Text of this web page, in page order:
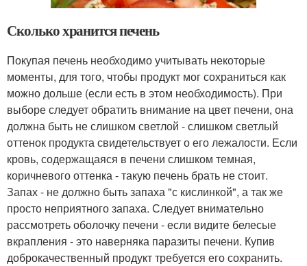
Сколько хранится печень
Покупая печень необходимо учитывать некоторые
моменты, для того, чтобы продукт мог сохраниться как
можно дольше (если есть в этом необходимость). При
выборе следует обратить внимание на цвет печени, она
должна быть не слишком светлой - слишком светлый
оттенок продукта свидетельствует о его лежалости. Если
кровь, содержащаяся в печени слишком темная,
коричневого оттенка - такую печень брать не стоит.
Запах - не должно быть запаха "с кислинкой", а так же
просто неприятного запаха. Следует внимательно
рассмотреть оболочку печени - если видите белесые
вкрапления - это наверняка паразиты печени. Купив
доброкачественный продукт требуется его сохранить.